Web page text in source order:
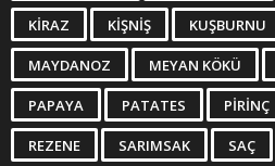
KIRAZ KIŞNIŞ KUŞBURNU
MAYDANOZ MEYAN KÖKÜ
PAPAYA PATATES PIRINÇ
REZENE SARIMSAK SAÇ